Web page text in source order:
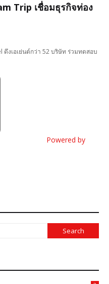
Trip เชื่อมธุรกิจท่อง
งเอเย่นต์กว่า 52 บริษัท ร่วมทดสอบ
Powered by